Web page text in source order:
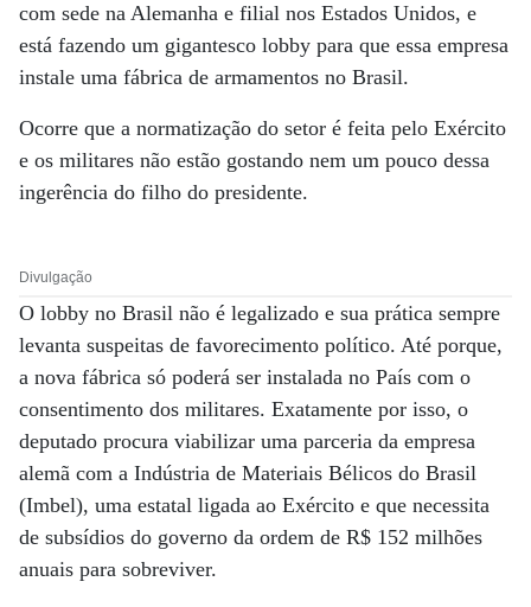
com sede na Alemanha e filial nos Estados Unidos, e
está fazendo um gigantesco lobby para que essa empresa
instale uma fábrica de armamentos no Brasil.
Ocorre que a normatização do setor é feita pelo Exército
e os militares não estão gostando nem um pouco dessa
ingerência do filho do presidente.
Divulgação
O lobby no Brasil não é legalizado e sua prática sempre
levanta suspeitas de favorecimento político. Até porque,
a nova fábrica só poderá ser instalada no País com o
consentimento dos militares. Exatamente por isso, o
deputado procura viabilizar uma parceria da empresa
alemã com a Indústria de Materiais Bélicos do Brasil
(Imbel), uma estatal ligada ao Exército e que necessita
de subsídios do governo da ordem de R$ 152 milhões
anuais para sobreviver.